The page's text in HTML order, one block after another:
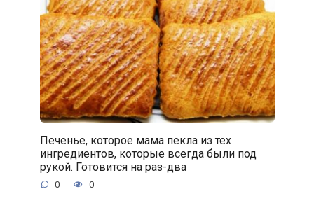
Печенье, которое мама пекла из тех
ингредиентов, которые всегда были под
рукой. Готовится на раз-два
0 0